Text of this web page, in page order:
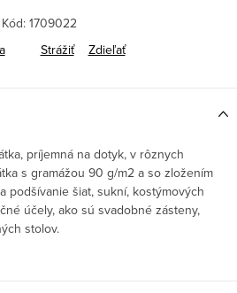
Kód: 1709022
Strážiť Zdieľať
príjemná na dotyk, v rôznych
s gramážou 90 g/m2 a so zložením
podšívanie šiat, sukní, kostýmových
účely, ako sú svadobné zásteny,
stolov.